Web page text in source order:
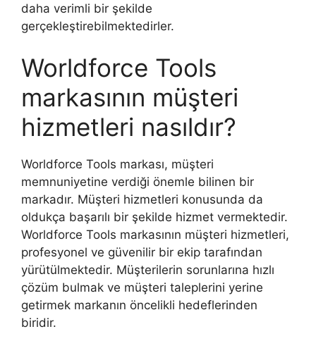
daha verimli bir şekilde
gerçekleştirebilmektedirler.
Worldforce Tools
markasının müşteri
hizmetleri nasıldır?
Worldforce Tools markası, müşteri
memnuniyetine verdiği önemle bilinen bir
markadır. Müşteri hizmetleri konusunda da
oldukça başarılı bir şekilde hizmet vermektedir.
Worldforce Tools markasının müşteri hizmetleri,
profesyonel ve güvenilir bir ekip tarafından
yürütülmektedir. Müşterilerin sorunlarına hızlı
çözüm bulmak ve müşteri taleplerini yerine
getirmek markanın öncelikli hedeflerinden
biridir.